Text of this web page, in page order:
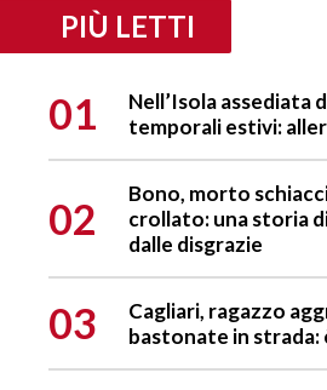
PIÙ LETTI
01
Nell’Isola assediata
temporali estivi:
02
Bono, morto
crollato: una storia
dalle disgrazie
03
Cagliari, ragazzo
bastonate in strada: